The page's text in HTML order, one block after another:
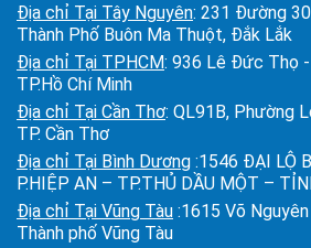
Địa chỉ Tại Tây Nguyên: 231 Đường
Thành Phố Buôn Ma Thuột, Đắk Lắk
Địa chỉ Tại TPHCM: 936 Lê Đức Thọ -
TP.Hồ Chí Minh
Địa chỉ Tại Cần Thơ: QL91B, Phường
TP. Cần Thơ
Địa chỉ Tại Bình Dương :1546 ĐẠI LỘ
P.HIỆP AN – TP.THỦ DẦU MỘT –
Địa chỉ Tại Vũng Tàu :1615 Võ
Thành phố Vũng Tàu